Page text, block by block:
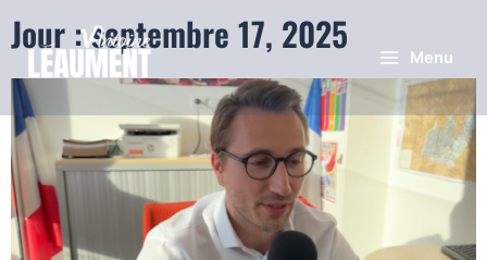
Menu
Jour : septembre 17, 2025